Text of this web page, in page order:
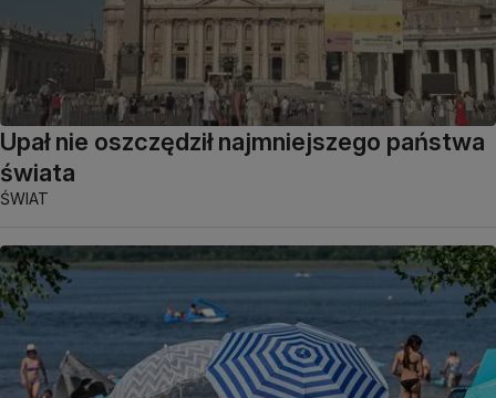
Upał nie oszczędził najmniejszego państwa
świata
ŚWIAT